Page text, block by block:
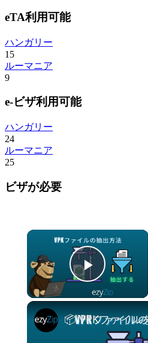
eTA利用可能
ハンガリー
15
ルーマニア
9
e-ビザ利用可能
ハンガリー
24
ルーマニア
25
ビザが必要
×
Play